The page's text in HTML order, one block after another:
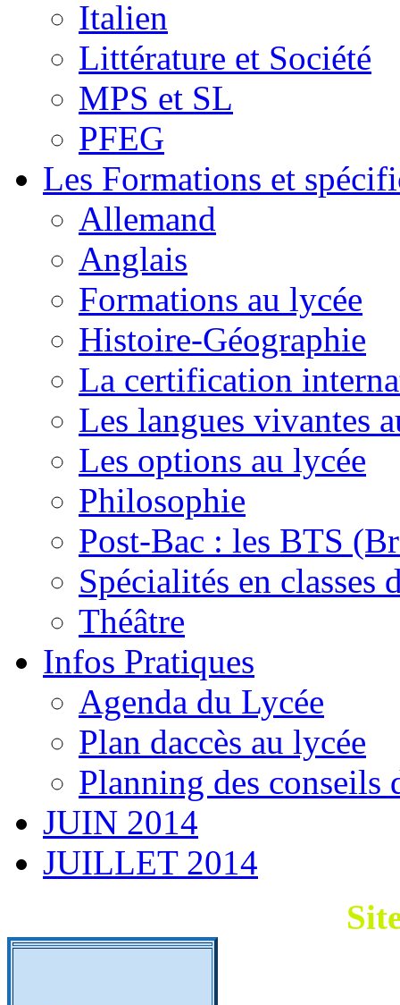
Italien
Littérature et Société
MPS et SL
PFEG
Les Formations et
Allemand
Anglais
Formations au lycée
Histoire-Géographie
La certification
Les langues vivantes
Les options au lycée
Philosophie
Post-Bac : les BTS
Spécialités en classes
Théâtre
Infos Pratiques
Agenda du Lycée
Plan daccès au lycée
Planning des conseils
JUIN 2014
JUILLET 2014